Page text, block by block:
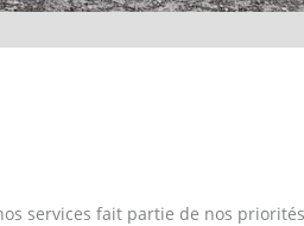
services fait partie de nos